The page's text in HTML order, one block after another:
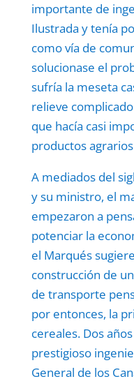
importante de
Ilustrada y tenía
como vía de
solucionase el
sufría la meseta
relieve
que hacía casi
productos
A mediados del
y su ministro, el
empezaron a
potenciar la
el Marqués
construcción de
de transporte
por entonces, la
cereales. Dos
prestigioso
General de los